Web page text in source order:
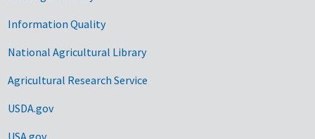
Information Quality
National Agricultural Library
Agricultural Research Service
USDA.gov
USA.gov